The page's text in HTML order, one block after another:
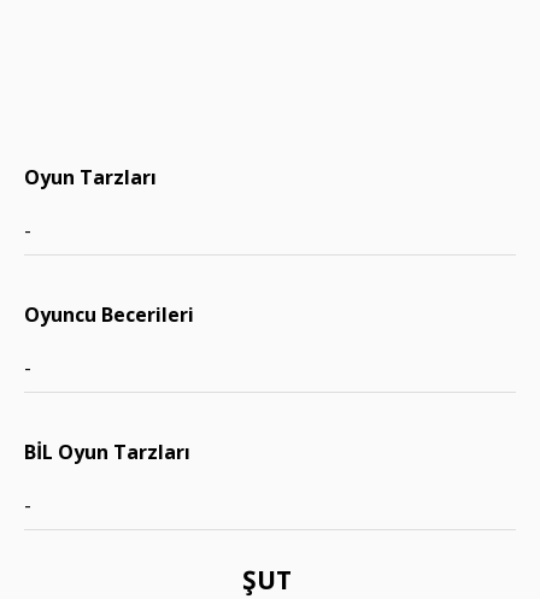
ŞUT
Oyun Tarzları
-
Oyuncu Becerileri
-
BİL Oyun Tarzları
-